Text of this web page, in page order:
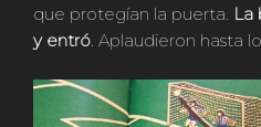
que protegían la puerta. La
y entró. Aplaudieron hasta